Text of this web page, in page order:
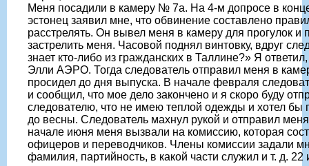
Меня посадили в камеру № 7а. На 4-м допросе в
эстонец заявил мне, что обвинение составлено
расстрелять. Он вывел меня в камеру для прогулок и
застрелить меня. Часовой поднял винтовку, вдруг
знает кто-либо из гражданских в Таллине?» Я
Элли АЭРО. Тогда следователь отправил меня в
просидел до дня выпуска. В начале февраля
и сообщил, что мое дело закончено и я скоро буду
следователю, что не имею теплой одежды и хотел бы
до весны. Следователь махнул рукой и отправил
начале июня меня вызвали на комиссию, которая
офицеров и переводчиков. Члены комиссии задали
фамилия, партийность, в какой части служил и т. д.